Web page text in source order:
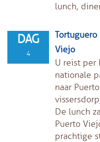
lunch,
DAG
4
Tortuguero
Viejo
U reist per
nationale
naar
De lunch
Puerto
prachtige